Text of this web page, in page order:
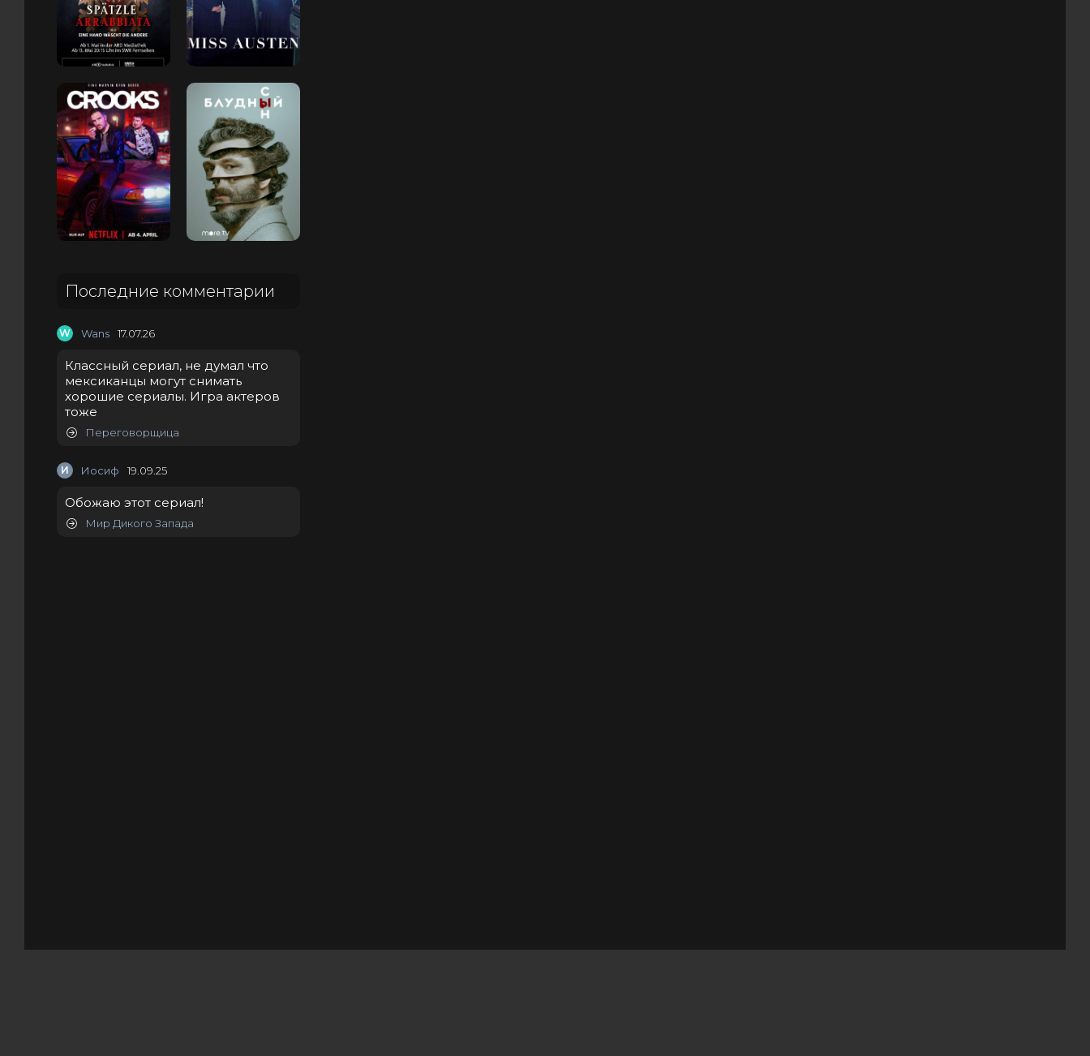
Последние комментарии
W Wans 17.07.26
Классный сериал, не думал что
мексиканцы могут снимать
хорошие сериалы. Игра актеров
тоже
Переговорщица
И Иосиф 19.09.25
Обожаю этот сериал!
Мир Дикого Запада